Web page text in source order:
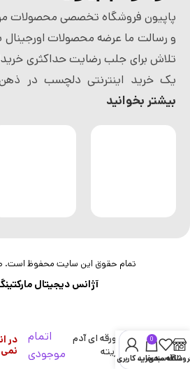
پاپیون فروشگاه تخصصی محصولات
و رسالت ما عرضه محصولات
تلاش برای جلب رضایت حداکثری
یک خرید اینترنتی دلچسب در
بیشتر بخوانید
تمام حقوق این سایت محفوظ است.
آژانس دیجیتال
ماسک ورقه ای آدم
برفی کاریته
اتمام
موجودی
در
علاقه مندی
0
سبد خرید
حساب کاربری من